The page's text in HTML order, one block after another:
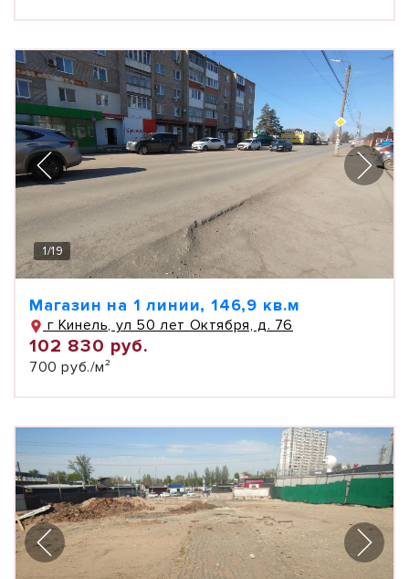
1/19
Магазин на 1 линии, 146,9 кв.м
г Кинель, ул 50 лет Октября, д. 76
102 830 руб.
700 руб./м²